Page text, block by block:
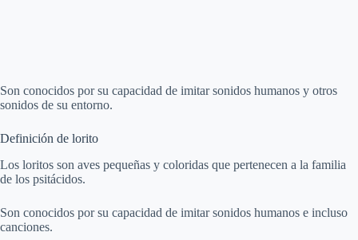
Son conocidos por su capacidad de imitar sonidos humanos y otros
sonidos de su entorno.
Definición de lorito
Los loritos son aves pequeñas y coloridas que pertenecen a la familia
de los psitácidos.
Son conocidos por su capacidad de imitar sonidos humanos e incluso
canciones.